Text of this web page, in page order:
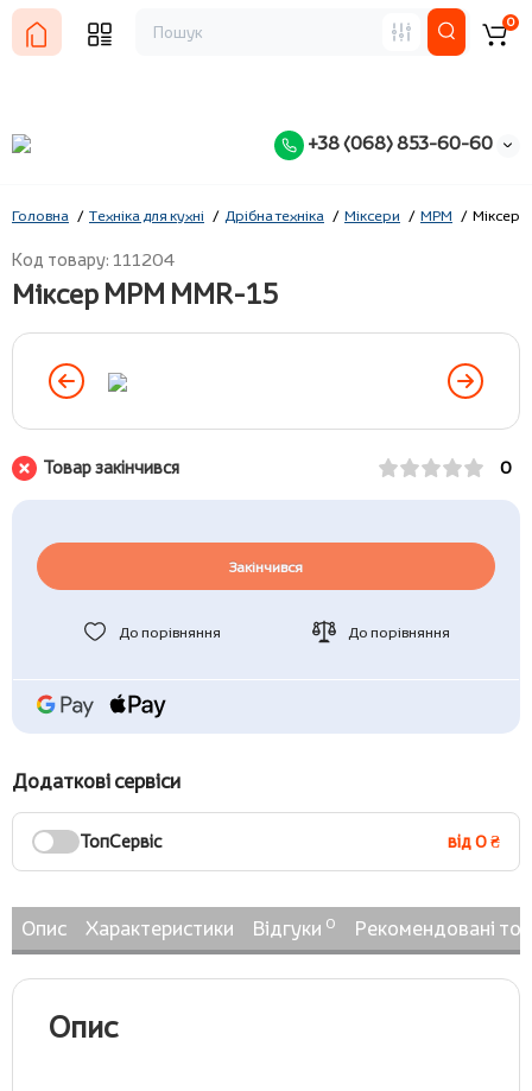
+38 (068) 853-60-60
0
Головна Техніка для кухні Дрібна техніка Міксери MPM Міксер
Код товару: 111204
Міксер MPM MMR-15
Товар закінчився 0
Закінчився
До порівняння До порівняння
Додаткові сервіси
ТопСервіс від 0 ₴
Опис Характеристики Відгуки 0 Рекомендовані
Опис